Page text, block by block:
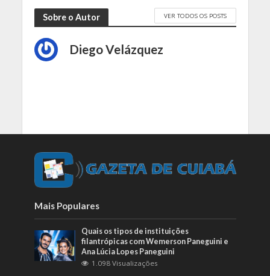
Sobre o Autor VER TODOS OS POSTS
Diego Velázquez
Mais Populares
Quais os tipos de instituições
filantrópicas com Wemerson Paneguini e
Ana Lúcia Lopes Paneguini
1.098 Visualizações